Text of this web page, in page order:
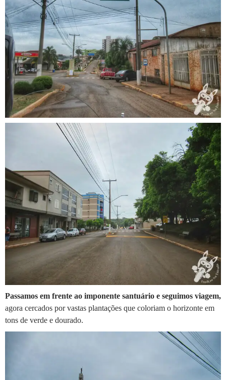
Passamos em frente ao imponente santuário e seguimos viagem,
agora cercados por vastas plantações que coloriam o horizonte em
tons de verde e dourado.